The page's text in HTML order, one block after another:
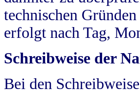
technischen
erfolgt nach Tag,
Schreibweise der
Bei den